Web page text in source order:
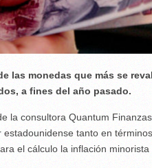
las monedas que más se
a fines del año pasado.
la consultora Quantum
tanto en
el cálculo la inflación